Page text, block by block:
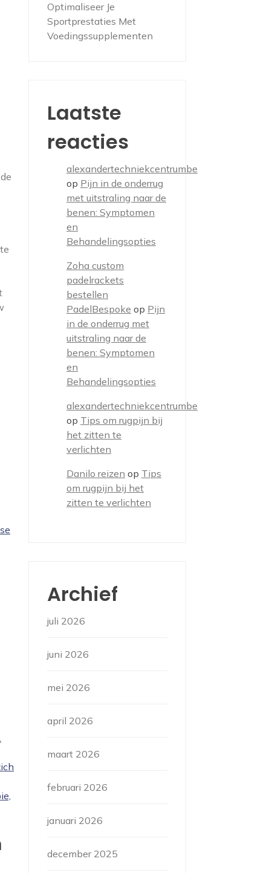
Optimaliseer Je
Sportprestaties Met
Voedingssupplementen
Laatste
reacties
alexandertechniekcentrumbe
op Pijn in de onderrug
met uitstraling naar de
benen: Symptomen
en
Behandelingsopties
Zoha custom
padelrackets
bestellen
PadelBespoke op Pijn
in de onderrug met
uitstraling naar de
benen: Symptomen
en
Behandelingsopties
alexandertechniekcentrumbe
op Tips om rugpijn bij
het zitten te
verlichten
Danilo reizen op Tips
om rugpijn bij het
zitten te verlichten
Archief
juli 2026
juni 2026
mei 2026
april 2026
maart 2026
februari 2026
januari 2026
december 2025